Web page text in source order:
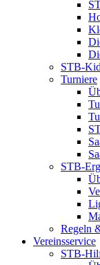
STB-
Turniere
STB-
Regeln
Vereinsservice
STB-